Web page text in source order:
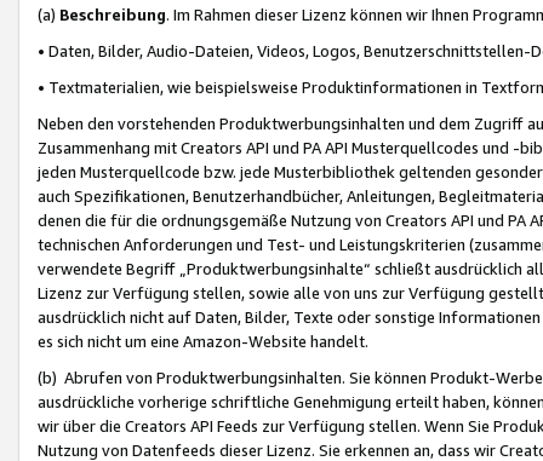
(a) Beschreibung. Im Rahmen dieser Lizenz können wir Ihnen
• Daten, Bilder, Audio-Dateien, Videos, Logos, Benutzerschnittstellen-
• Textmaterialien, wie beispielsweise Produktinformationen in
Neben den vorstehenden Produktwerbungsinhalten und dem Zugriff
Zusammenhang mit Creators API und PA API Musterquellcodes und
jeden Musterquellcode bzw. jede Musterbibliothek geltenden
auch Spezifikationen, Benutzerhandbücher, Anleitungen,
denen die für die ordnungsgemäße Nutzung von Creators API und PA
technischen Anforderungen und Test- und Leistungskriterien
verwendete Begriff „Produktwerbungsinhalte“ schließt ausdrücklich
Lizenz zur Verfügung stellen, sowie alle von uns zur Verfügung
ausdrücklich nicht auf Daten, Bilder, Texte oder sonstige
es sich nicht um eine Amazon-Website handelt.
(b) Abrufen von Produktwerbungsinhalten. Sie können Produkt-
ausdrückliche vorherige schriftliche Genehmigung erteilt haben,
wir über die Creators API Feeds zur Verfügung stellen. Wenn Sie
Nutzung von Datenfeeds dieser Lizenz. Sie erkennen an, dass wir